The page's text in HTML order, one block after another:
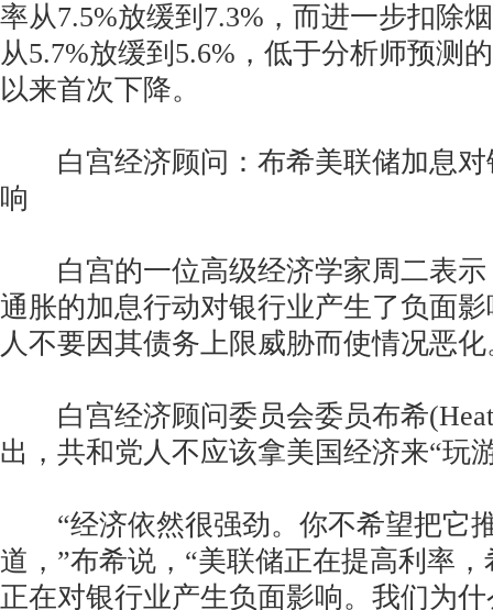
率从7.5%放缓到7.3%，而进一步扣除
从5.7%放缓到5.6%，低于分析师预测
以来首次下降。
白宫经济顾问：布希美联储加息对
响
白宫的一位高级经济学家周二表示
通胀的加息行动对银行业产生了负面
人不要因其债务上限威胁而使情况恶化
白宫经济顾问委员会委员布希
出，共和党人不应该拿美国经济来“玩
“经济依然很强劲。你不希望把它
道，”布希说，“美联储正在提高利率
正在对银行业产生负面影响。我们为